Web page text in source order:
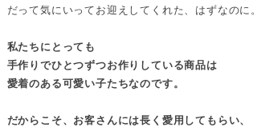
だって気にいってお迎えしてくれた、はずなのに。
私たちにとっても
手作りでひとつずつお作りしている商品は
愛着のある可愛い子たちなのです。
だからこそ、お客さんには長く愛用してもらい、